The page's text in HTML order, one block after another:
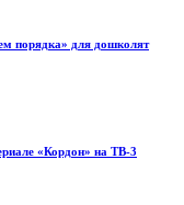
порядка» для дошколят
«Кордон» на ТВ-3